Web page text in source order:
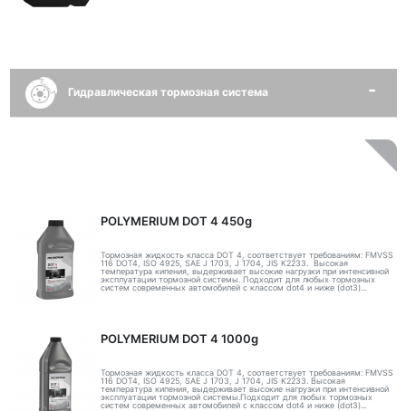
Гидравлическая тормозная система
POLYMERIUM DOT 4 450g
Тормозная жидкость класса DOT 4, соответствует требованиям: FMVSS
116 DOT4, ISO 4925, SAE J 1703, J 1704, JIS K2233. Высокая
температура кипения, выдерживает высокие нагрузки при интенсивной
эксплуатации тормозной системы. Подходит для любых тормозных
систем современных автомобилей с классом dot4 и ниже (dot3)...
POLYMERIUM DOT 4 1000g
Тормозная жидкость класса DOT 4, соответствует требованиям: FMVSS
116 DOT4, ISO 4925, SAE J 1703, J 1704, JIS K2233. Высокая
температура кипения, выдерживает высокие нагрузки при интенсивной
эксплуатации тормозной системы.Подходит для любых тормозных
систем современных автомобилей с классом dot4 и ниже (dot3)...